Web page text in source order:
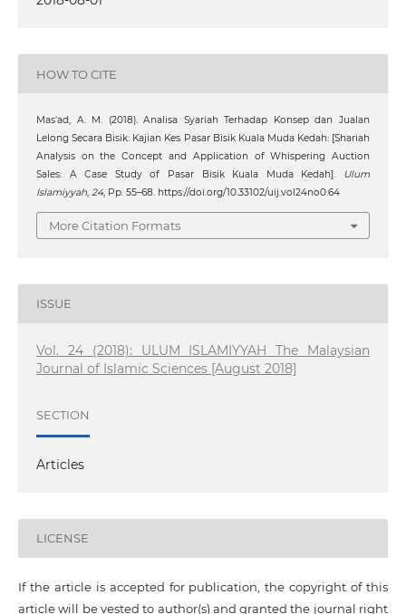
HOW TO CITE
Mas'ad, A. M. (2018). Analisa Syariah Terhadap Konsep dan Jualan
Lelong Secara Bisik: Kajian Kes Pasar Bisik Kuala Muda Kedah: [Shariah
Analysis on the Concept and Application of Whispering Auction
Sales: A Case Study of Pasar Bisik Kuala Muda Kedah]. Ulum
Islamiyyah, 24, Pp. 55–68. https://doi.org/10.33102/uij.vol24no0.64
More Citation Formats
ISSUE
Vol. 24 (2018): ULUM ISLAMIYYAH The Malaysian
Journal of Islamic Sciences [August 2018]
SECTION
Articles
LICENSE
If the article is accepted for publication, the copyright of this
article will be vested to author(s) and granted the journal right